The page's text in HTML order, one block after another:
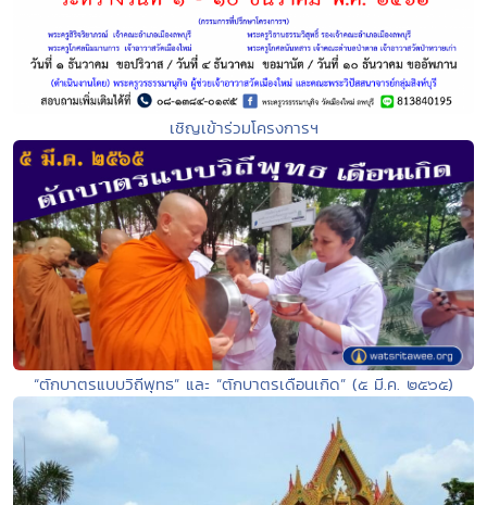
เชิญเข้าร่วมโครงการฯ
“ตักบาตรแบบวิถีพุทธ” และ “ตักบาตรเดือนเกิด” (๕ มี.ค. ๒๕๖๕)